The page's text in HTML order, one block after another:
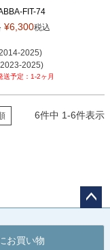
FIT-74
¥6,300税込
2025)
2025)
(2009-2021)
2014)
1-2ヶ月
6件中 1-6件表示
お買い物